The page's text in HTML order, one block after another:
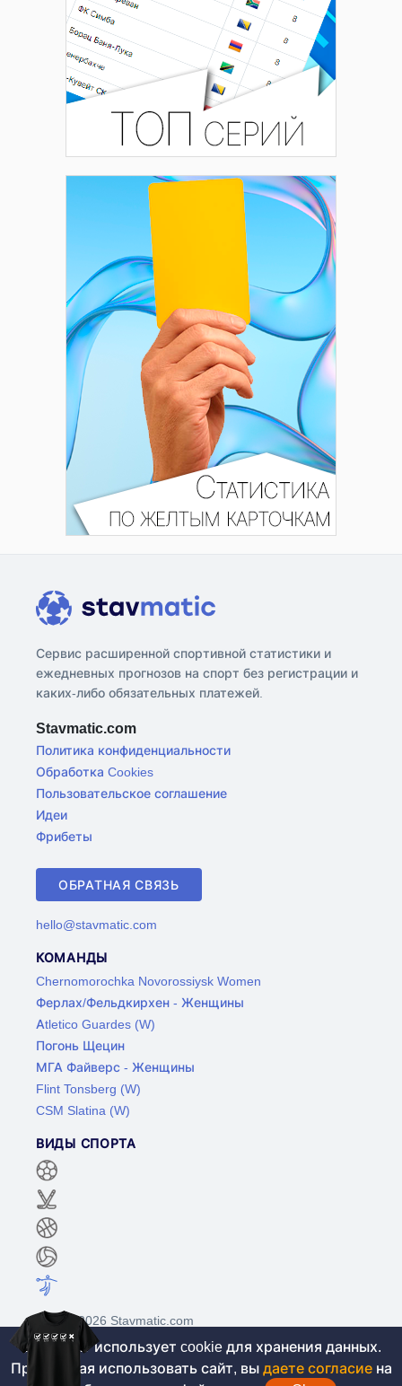
Сервис расширенной спортивной статистики и
ежедневных прогнозов на спорт без регистрации и
каких-либо обязательных платежей.
Stavmatic.com
Политика конфиденциальности
Обработка Cookies
Пользовательское соглашение
Идеи
Фрибеты
ОБРАТНАЯ СВЯЗЬ
hello@stavmatic.com
КОМАНДЫ
Chernomorochka Novorossiysk Women
Ферлах/Фельдкирхен - Женщины
Atletico Guardes (W)
Погонь Щецин
МГА Файверс - Женщины
Flint Tonsberg (W)
CSM Slatina (W)
ВИДЫ СПОРТА
©2017-2026 Stavmatic.com
Для лиц старше 18 лет. На сайте не
Этот сайт использует cookie для хранения данных.
Продолжая использовать сайт, вы даете согласие на